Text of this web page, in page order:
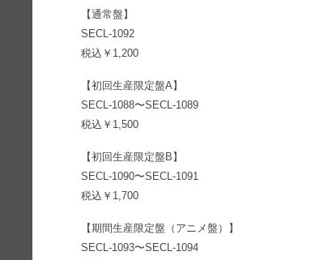
【通常盤】
SECL-1092
税込￥1,200
【初回生産限定盤A】
SECL-1088〜SECL-1089
税込￥1,500
【初回生産限定盤B】
SECL-1090〜SECL-1091
税込￥1,700
【期間生産限定盤（アニメ盤）】
SECL-1093〜SECL-1094